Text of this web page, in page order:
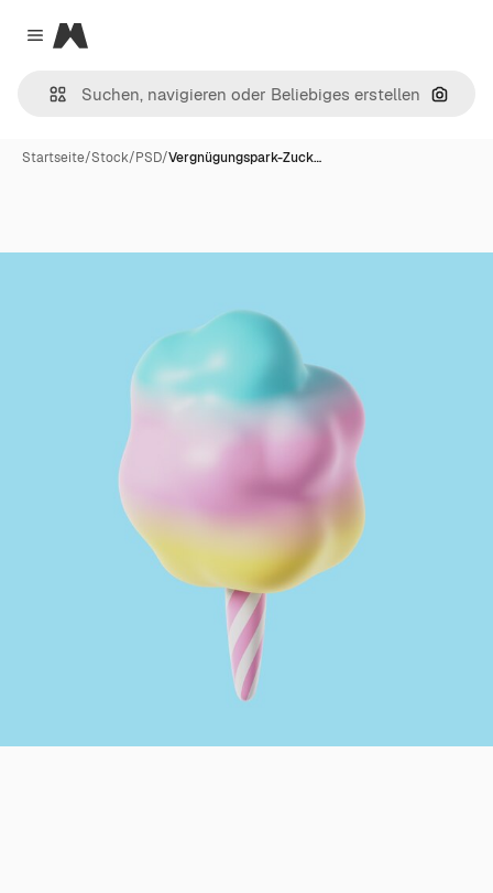
Close menu
Magnific
Nach
Startseite/Stock/PSD/Vergnügungspark-Zuck…